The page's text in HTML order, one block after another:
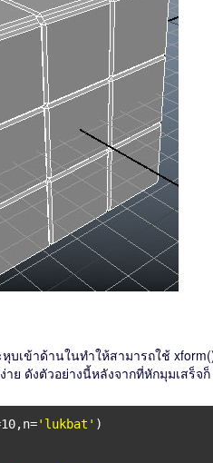
บเข้าด้านในทำให้สามารถใช้
ย ดังตัวอย่างนี้หลังจากที่หักมุมเสร็จก็
'lukbat' )